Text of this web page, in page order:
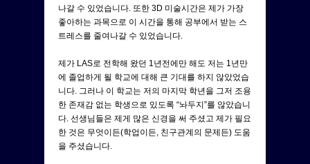
나갈 수 있었습니다. 또한 3D 미술시간은 제가 가장
좋아하는 과목으로 이 시간을 통해 공부에서 받는 스
트레스를 줄여나갈 수 있었습니다.
제가 LAS로 전학해 왔던 1년전에만 해도 저는 1년만
에 졸업하게 될 학교에 대해 큰 기대를 하지 않았었습
니다. 그러나 이 학교는 저의 마지막 학년을 그저 조용
한 존재감 없는 학생으로 있도록 “놔두지”를 않았습니
다. 선생님들은 제게 많은 신경을 써 주셨고 제가 필요
한 것은 무엇이든(학업이든, 친구관계의 문제든) 도움
을 주셨습니다.